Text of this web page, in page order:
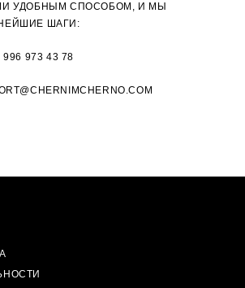
УДОБНЫМ СПОСОБОМ, И МЫ
ШАГИ:
996 973 43 78